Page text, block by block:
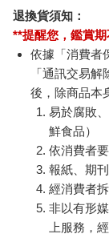
退換貨須知：
**提醒您，鑑賞
依據「消費者
「通訊交易
後，除商品本
易於腐敗
鮮食品）
依消費者
報紙、期
經消費者
非以有形
上服務，